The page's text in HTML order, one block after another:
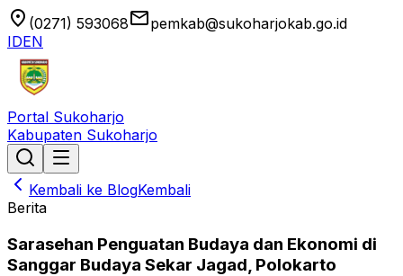
location_on (0271) 593068emailpemkab@sukoharjokab.go.id
IDEN
Portal Sukoharjo
Kabupaten Sukoharjo
Kembali ke BlogKembali
Berita
Sarasehan Penguatan Budaya dan Ekonomi di
Sanggar Budaya Sekar Jagad, Polokarto